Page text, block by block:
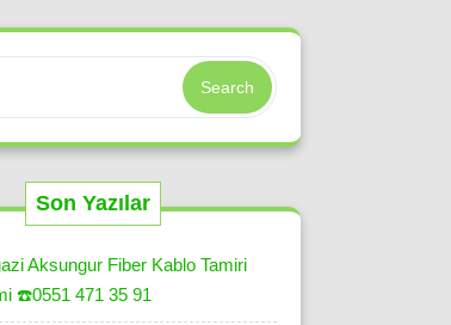
Search
Son Yazılar
Aksungur Fiber Kablo Tamiri
☎️0551 471 35 91